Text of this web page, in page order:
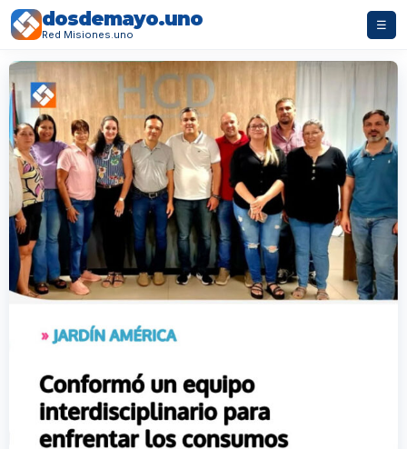
dosdemayo.uno
Red Misiones.uno
☰